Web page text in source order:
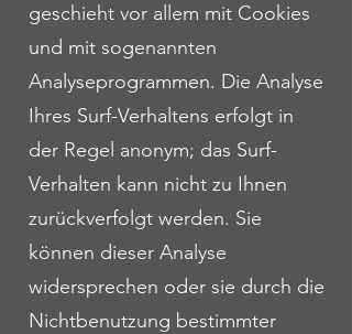
geschieht vor allem mit Cookies
und mit sogenannten
Analyseprogrammen. Die Analyse
Ihres Surf-Verhaltens erfolgt in
der Regel anonym; das Surf-
Verhalten kann nicht zu Ihnen
zurückverfolgt werden. Sie
können dieser Analyse
widersprechen oder sie durch die
Nichtbenutzung bestimmter